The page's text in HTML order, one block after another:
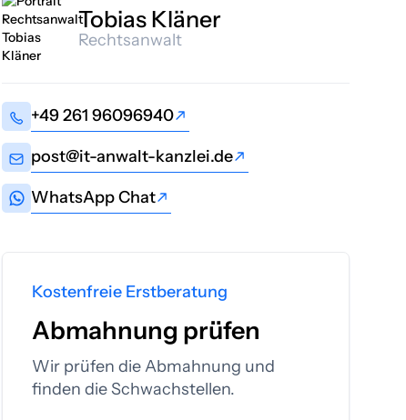
Tobias Kläner
Rechtsanwalt
+49 261 96096940
+49 261 96096940
post@it-anwalt-kanzlei.de
post@it-anwalt-kanzlei.de
WhatsApp Chat
WhatsApp Chat
Kostenfreie Erstberatung
Abmahnung prüfen
Wir prüfen die Abmahnung und
finden die Schwachstellen.